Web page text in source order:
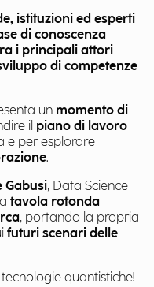
istituzioni ed esperti
di conoscenza
i principali attori
di competenze
un momento di
il piano di lavoro
e per esplorare
.
Gabusi, Data Science
tavola rotonda
, portando la propria
futuri scenari delle
quantistiche!